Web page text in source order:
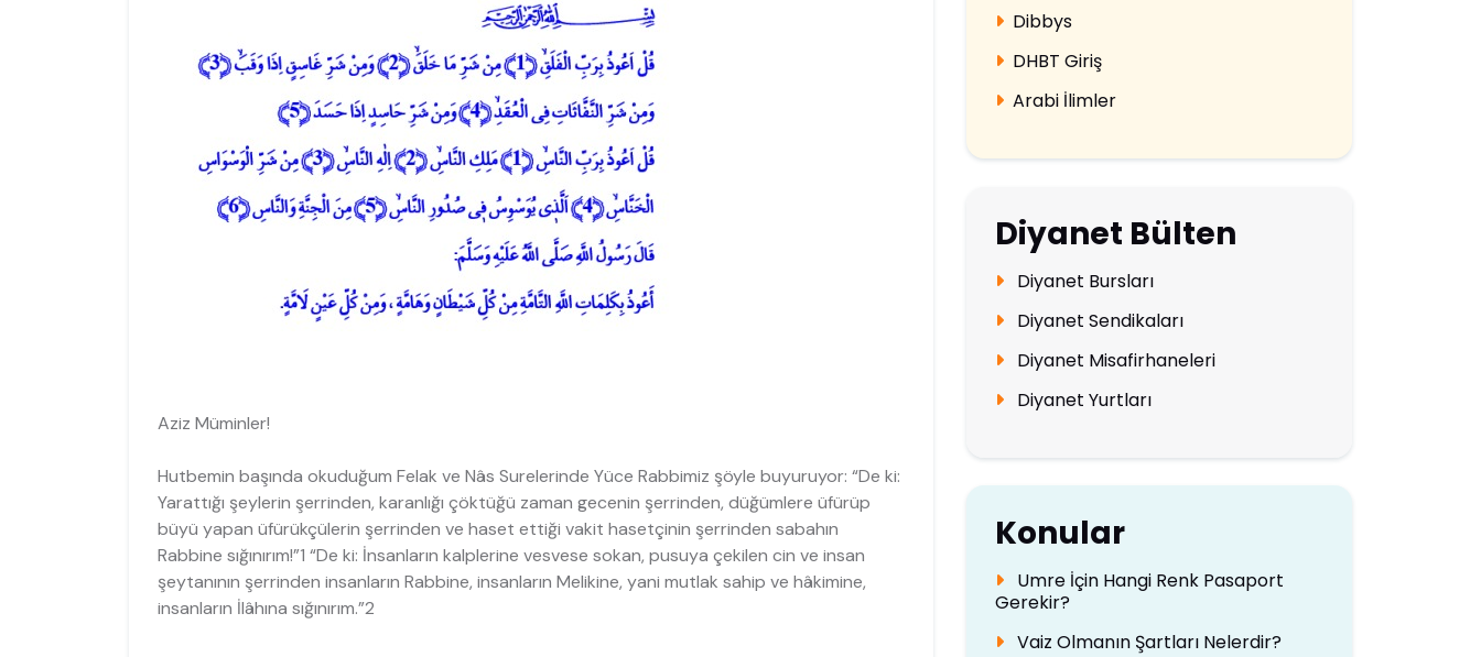
Aziz Müminler!
Hutbemin başında okuduğum Felak ve Nâs Surelerinde Yüce Rabbimiz şöyle buyuruyor: “De ki:
Yarattığı şeylerin şerrinden, karanlığı çöktüğü zaman gecenin şerrinden, düğümlere üfürüp
büyü yapan üfürükçülerin şerrinden ve haset ettiği vakit hasetçinin şerrinden sabahın
Rabbine sığınırım!”1 “De ki: İnsanların kalplerine vesvese sokan, pusuya çekilen cin ve insan
şeytanının şerrinden insanların Rabbine, insanların Melikine, yani mutlak sahip ve hâkimine,
insanların İlâhına sığınırım.”2
Dibbys
DHBT Giriş
Arabi İlimler
Diyanet Bülten
Diyanet Bursları
Diyanet Sendikaları
Diyanet Misafirhaneleri
Diyanet Yurtları
Konular
Umre İçin Hangi Renk Pasaport
Gerekir?
Vaiz Olmanın Şartları Nelerdir?